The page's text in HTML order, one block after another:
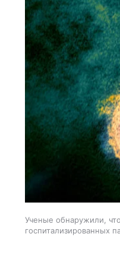
Ученые обнаружили,
госпитализированных